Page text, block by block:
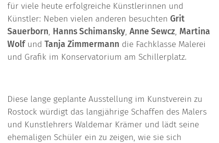
für viele heute erfolgreiche Künstlerinnen und
Künstler: Neben vielen anderen besuchten Grit
Sauerborn, Hanns Schimansky, Anne Sewcz, Martina
Wolfund Tanja Zimmermann die Fachklasse Malerei
und Grafik im Konservatorium am Schillerplatz.
Diese lange geplante Ausstellung im Kunstverein zu
Rostock würdigt das langjährige Schaffen des Malers
und Kunstlehrers Waldemar Krämer und lädt seine
ehemaligen Schüler ein zu zeigen, wie sie sich